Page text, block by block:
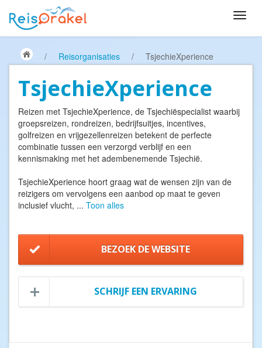
/ Reisorganisaties / TsjechieXperience
TsjechieXperience
Reizen met TsjechieXperience, de Tsjechiëspecialist waarbij
groepsreizen, rondreizen, bedrijfsuitjes, incentives,
golfreizen en vrijgezellenreizen betekent de perfecte
combinatie tussen een verzorgd verblijf en een
kennismaking met het adembenemende Tsjechië.
TsjechieXperience hoort graag wat de wensen zijn van de
reizigers om vervolgens een aanbod op maat te geven
inclusief vlucht, ... Toon alles
BEZOEK DE WEBSITE
SCHRIJF EEN ERVARING